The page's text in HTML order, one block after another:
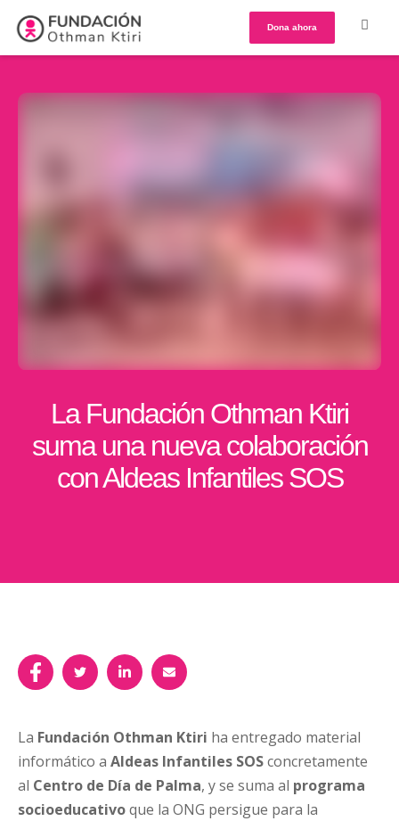
Dona ahora
La Fundación Othman Ktiri
suma una nueva colaboración
con Aldeas Infantiles SOS
La Fundación Othman Ktiri ha entregado material
informático a Aldeas Infantiles SOSconcretamente
al Centro de Día de Palma, y se suma al programa
socioeducativoque la ONG persigue para la